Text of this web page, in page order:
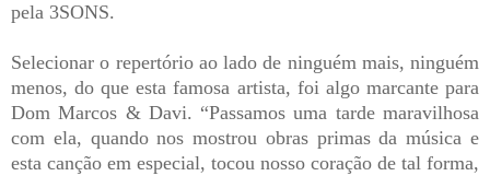
pela 3SONS.
Selecionar o repertório ao lado de ninguém mais, ninguém
menos, do que esta famosa artista, foi algo marcante para
Dom Marcos & Davi. “Passamos uma tarde maravilhosa
com ela, quando nos mostrou obras primas da música e
esta canção em especial, tocou nosso coração de tal forma,